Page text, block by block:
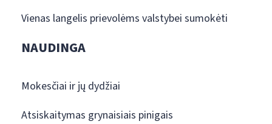
Vienas langelis prievolėms valstybei sumokėti
NAUDINGA
Mokesčiai ir jų dydžiai
Atsiskaitymas grynaisiais pinigais